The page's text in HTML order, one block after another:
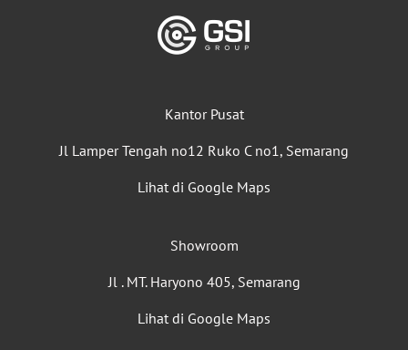
Kantor Pusat
Jl Lamper Tengah no12 Ruko C no1, Semarang
Lihat di Google Maps
Showroom
Jl . MT. Haryono 405, Semarang
Lihat di Google Maps